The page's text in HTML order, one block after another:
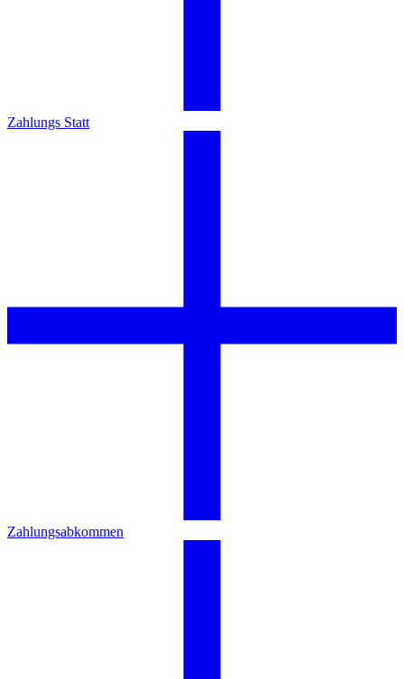
Zahlungs Statt
Zahlungsabkommen